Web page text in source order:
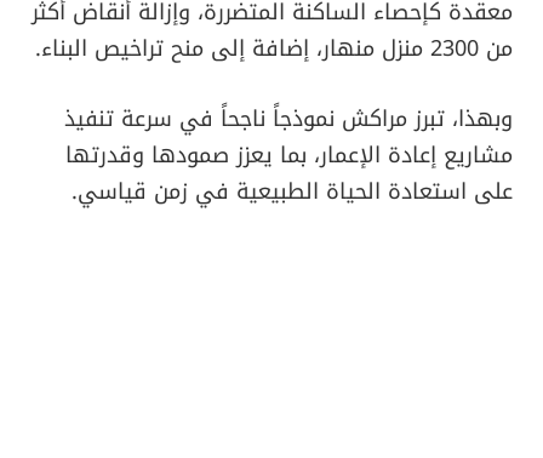
معقدة كإحصاء الساكنة المتضررة، وإزالة أنقاض أكثر
من 2300 منزل منهار، إضافة إلى منح تراخيص البناء.
وبهذا، تبرز مراكش نموذجاً ناجحاً في سرعة تنفيذ
مشاريع إعادة الإعمار، بما يعزز صمودها وقدرتها
على استعادة الحياة الطبيعية في زمن قياسي.